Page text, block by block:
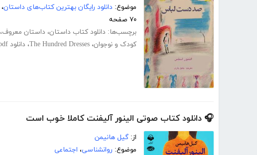
موضوع: دانلود رایگان بهترین کتاب‌های داستان،
۷۰ صفحه
برچسب‌ها: دانلود کتاب داستان، داستان معروف،
کودک و نوجوان، The Hundred Dresses، دانلود pdf کتاب صد دست لباس
🎧 دانلود کتاب صوتی الینور آلیفنت کاملا خوب است
از: گیل هانیمن
موضوع: روانشناسی، اجتماعی